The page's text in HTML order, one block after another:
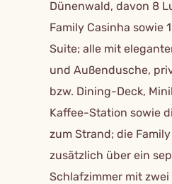
Dünenwald, davon 8
Family Casinha sowie
Suite; alle mit
und Außendusche,
bzw. Dining-Deck,
Kaffee-Station sowie
zum Strand; die
zusätzlich über ein
Schlafzimmer mit